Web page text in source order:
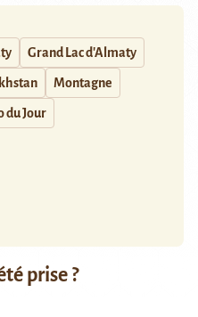
Grand Lac d'Almaty
Montagne
du Jour
prise ?